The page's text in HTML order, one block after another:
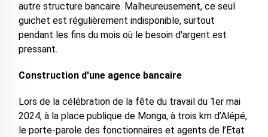
autre structure bancaire. Malheureusement, ce seul
guichet est régulièrement indisponible, surtout
pendant les fins du mois où le besoin d'argent est
pressant.
Construction d'une agence bancaire
Lors de la célébration de la fête du travail du 1er mai
2024, à la place publique de Monga, à trois km d’Alépé,
le porte-parole des fonctionnaires et agents de l’Etat